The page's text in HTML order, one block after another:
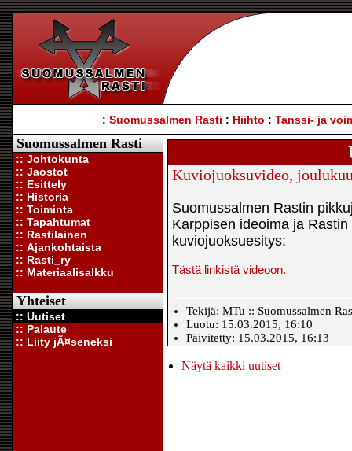
: Suomussalmen Rasti : Hiihto : Tanssi- ja
Suomussalmen Rasti
:: Johtokunta
:: Jaostot
:: Esittely
:: Historia
:: Toiminta
:: Tapahtumat
:: Rastilainen
:: Ajankohtaista
:: Rasti_ry
:: Materiaalisalkku
Yhteiset
:: Uutiset
:: Palaute
:: Liity jÃ¤seneksi
Kuviojuoksuvideo,
Suomussalmen Rastin
Karppisen ideoima ja
kuviojuoksuesitys:
Tästä linkistä videoon.
Tekijä: MTu :: Suomussalmen
Luotu: 15.03.2015, 16:10
Päivitetty: 15.03.2015, 16:13
Näytä kaikki uutiset